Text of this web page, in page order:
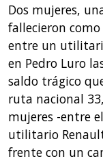
Dos mujeres,
fallecieron
entre un
en Pedro Luro
saldo trágico
ruta nacional
mujeres -entre
utilitario
frente con un